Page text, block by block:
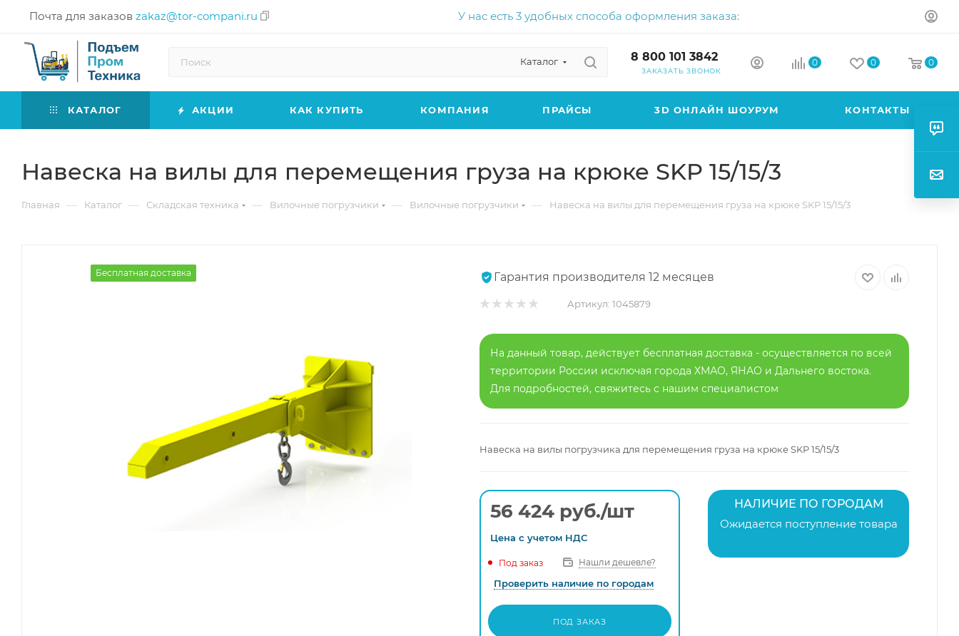
Почта для заказов zakaz@tor-compani.ru У нас есть 3 удобных способа оформления заказа:
Каталог 8 800 101 3842
ЗАКАЗАТЬ ЗВОНОК
0 0 0
КАТАЛОГ АКЦИИ КАК КУПИТЬ КОМПАНИЯ ПРАЙСЫ 3D ОНЛАЙН ШОУРУМ КОНТАКТЫ
Навеска на вилы для перемещения груза на крюке SKP 15/15/3
Главная — Каталог — Складская техника — Вилочные погрузчики — Вилочные погрузчики — Навеска на вилы для перемещения груза на крюке SKP 15/15/3
Бесплатная доставка Гарантия производителя 12 месяцев
Артикул: 1045879
На данный товар, действует бесплатная доставка - осуществляется по всей
территории России исключая города ХМАО, ЯНАО и Дальнего востока.
Для подробностей, свяжитесь с нашим специалистом
Навеска на вилы погрузчика для перемещения груза на крюке SKP 15/15/3
56 424 руб./шт
Цена с учетом НДС
Под заказ Нашли дешевле?
Проверить наличие по городам
ПОД ЗАКАЗ
НАЛИЧИЕ ПО ГОРОДАМ
Ожидается поступление товара